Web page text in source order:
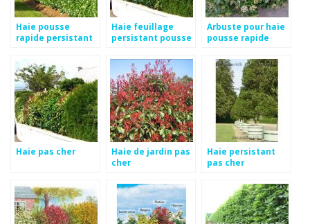
Haie pousse
rapide persistant
Haie feuillage
persistant pousse
Arbuste pour haie
pousse rapide
Haie pas cher
Haie de jardin pas
cher
Haie persistant
pas cher